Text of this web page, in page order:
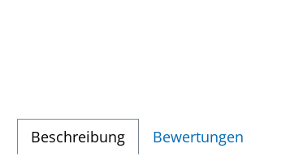
Beschreibung Bewertungen